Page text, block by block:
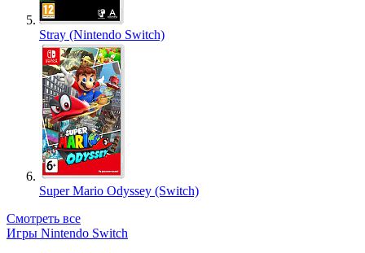
Stray (Nintendo Switch)
Super Mario Odyssey (Switch)
Смотреть все
Игры Nintendo Switch